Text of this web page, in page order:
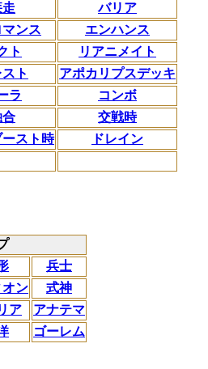
バリア
ンス
エンハンス
ト
リアニメイト
ト
アポカリプスデッキ
ラ
コンボ
合
交戦時
ースト時
ドレイン
兵士
オン
式神
ア
アナテマ
ゴーレム